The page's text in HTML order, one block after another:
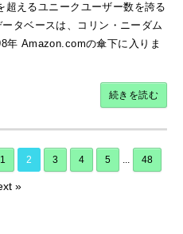
えるユニークユーザー数を誇る
タベースは、コリン・ニーダム
年 Amazon.comの傘下に入りま
続きを読む
1 2 3 4 5 ... 48
»